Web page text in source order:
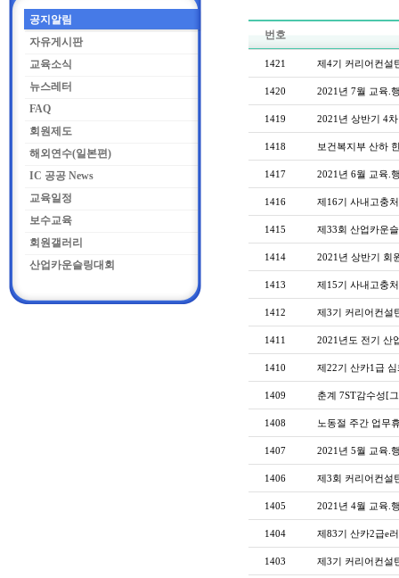
공지알림
자유게시판
교육소식
뉴스레터
FAQ
회원제도
해외연수(일본편)
IC 공공 News
교육일정
보수교육
회원갤러리
산업카운슬링대회
번호
1421 제4기 커리어컨설
1420 2021년 7월 교육.
1419 2021년 상반기 4
1418 보건복지부 산하
1417 2021년 6월 교육.
1416 제16기 사내고충
1415 제33회 산업카운
1414 2021년 상반기 회
1413 제15기 사내고충
1412 제3기 커리어컨설
1411 2021년도 전기 산
1410 제22기 산카1급
1409 춘계 7ST감수성[
1408 노동절 주간 업무
1407 2021년 5월 교육.
1406 제3회 커리어컨설
1405 2021년 4월 교육.
1404 제83기 산카2급e
1403 제3기 커리어컨설